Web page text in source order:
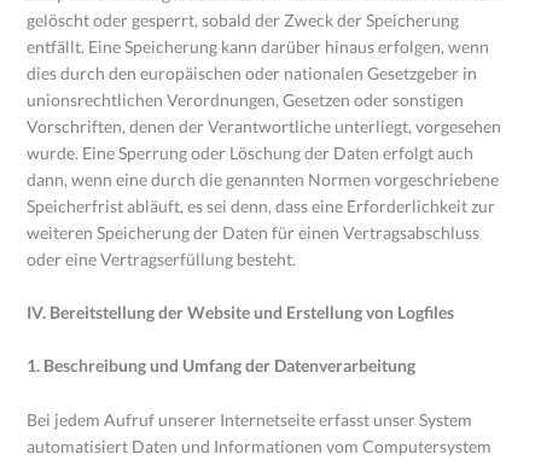
gelöscht oder gesperrt, sobald der Zweck der Speicherung
entfällt. Eine Speicherung kann darüber hinaus erfolgen, wenn
dies durch den europäischen oder nationalen Gesetzgeber in
unionsrechtlichen Verordnungen, Gesetzen oder sonstigen
Vorschriften, denen der Verantwortliche unterliegt, vorgesehen
wurde. Eine Sperrung oder Löschung der Daten erfolgt auch
dann, wenn eine durch die genannten Normen vorgeschriebene
Speicherfrist abläuft, es sei denn, dass eine Erforderlichkeit zur
weiteren Speicherung der Daten für einen Vertragsabschluss
oder eine Vertragserfüllung besteht.
IV. Bereitstellung der Website und Erstellung von Logfiles
1. Beschreibung und Umfang der Datenverarbeitung
Bei jedem Aufruf unserer Internetseite erfasst unser System
automatisiert Daten und Informationen vom Computersystem